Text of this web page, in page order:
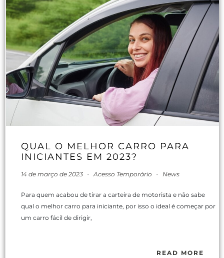
QUAL O MELHOR CARRO PARA
INICIANTES EM 2023?
14 de março de 2023 - Acesso Temporário - News
Para quem acabou de tirar a carteira de motorista e não sabe
qual o melhor carro para iniciante, por isso o ideal é começar por
um carro fácil de dirigir,
READ MORE